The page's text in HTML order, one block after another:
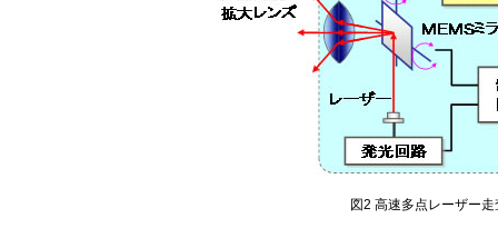
図2 高速多点レーザー